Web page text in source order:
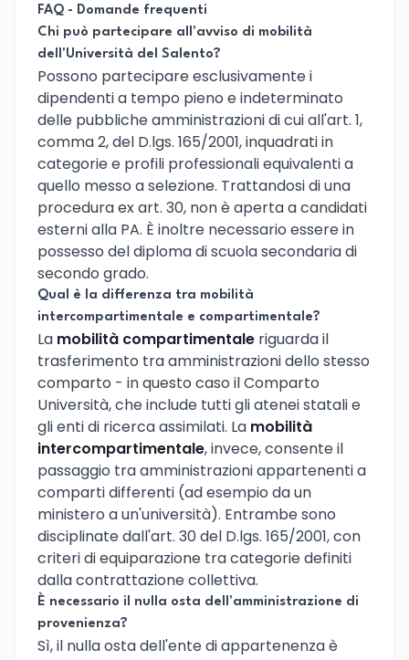
FAQ - Domande frequenti
Chi può partecipare all'avviso di mobilità
dell'Università del Salento?
Possono partecipare esclusivamente i
dipendenti a tempo pieno e indeterminato
delle pubbliche amministrazioni di cui all'art. 1,
comma 2, del D.lgs. 165/2001, inquadrati in
categorie e profili professionali equivalenti a
quello messo a selezione. Trattandosi di una
procedura ex art. 30, non è aperta a candidati
esterni alla PA. È inoltre necessario essere in
possesso del diploma di scuola secondaria di
secondo grado.
Qual è la differenza tra mobilità
intercompartimentale e compartimentale?
La mobilità compartimentale riguarda il
trasferimento tra amministrazioni dello stesso
comparto - in questo caso il Comparto
Università, che include tutti gli atenei statali e
gli enti di ricerca assimilati. La mobilità
intercompartimentale, invece, consente il
passaggio tra amministrazioni appartenenti a
comparti differenti (ad esempio da un
ministero a un'università). Entrambe sono
disciplinate dall'art. 30 del D.lgs. 165/2001, con
criteri di equiparazione tra categorie definiti
dalla contrattazione collettiva.
È necessario il nulla osta dell'amministrazione di
provenienza?
Sì, il nulla osta dell'ente di appartenenza è